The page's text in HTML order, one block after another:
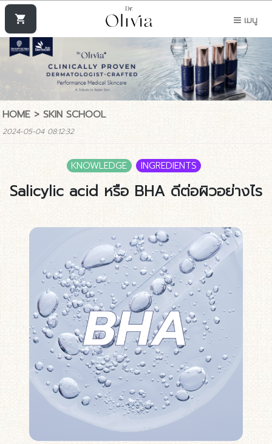
shopping_cart เมนู
HOME >SKIN SCHOOL
2024-05-04 08:12:32
KNOWLEDGE INGREDIENTS
Salicylic acid หรือ BHA ดีต่อผิวอย่างไร